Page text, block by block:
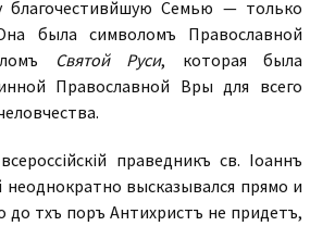
Семью — только
была символомъ Православной
Святой Руси, которая была
Православной Вѣры для всего
праведникъ св. Іоаннъ
неоднократно высказывался прямо и
до тѣхъ поръ Антихристъ не придетъ,